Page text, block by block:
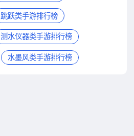
跳跃类手游排行榜
测水仪器类手游排行榜
水墨风类手游排行榜